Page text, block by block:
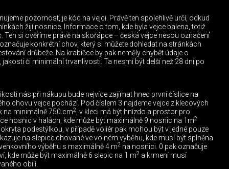
pozornost, je kód na vejci. Právě ten spolehlivě určí, odkud
žijí nosnice. Informace o tom, kde byla vejce balena, totiž
si ověříme právě na skořápce – česká vejce nesou označení
konkrétní chov, který si můžete dohledat na stránkách
drůbeže. Na krabičce by pak neměly chybět údaje o
jakosti či minimální trvanlivosti. Ta nesmí být delší než 28 dní po
nás při nákupu bude nejvíce zajímat hned první číslice na
chovu vejce pochází. Pod číslem 3 najdeme vejce z klecových
na minimálně 750 cm2, v kleci má být hnízdo a prostor pro
nosnic v halách, kde může být maximálně 9 nosnic na 1m2
podestýlkou, v případě voliér pak mohou být v jedné pouze
na slepice chované ve volném výběhu, kde musí být splněna
výběhu s maximálně 4 m2 na nosnici. 0 pak označuje
kde může být maximálně 6 slepic na 1 m2 a krmení musí
obilí.